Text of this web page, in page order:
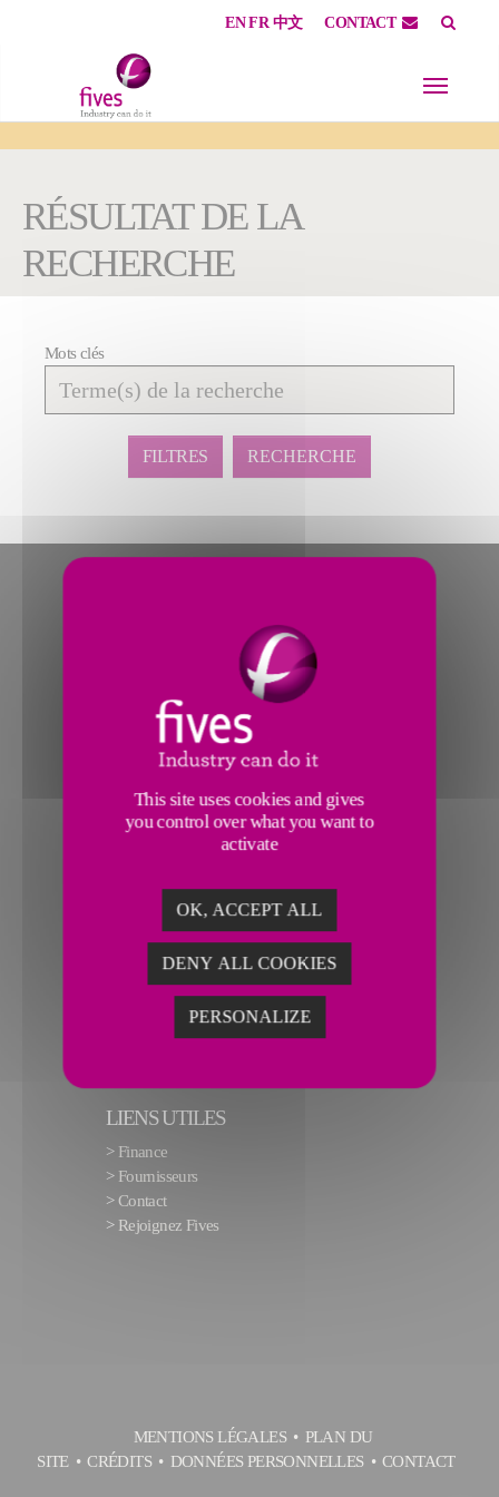
EN FR 中文 CONTACT
RÉSULTAT DE LA
RECHERCHE
Affiner
la
recherche
Mots clés
FILTRES RECHERCHE
LIENS UTILES
> Finance
> Fournisseurs
>Contact
> Rejoignez Fives
MENTIONS LÉGALES
PLAN DU
SITE
CRÉDITS DONNÉES PERSONNELLES CONTACT
This site uses cookies and gives
you control over what you want to
activate
OK, ACCEPT ALL
DENY ALL COOKIES
PERSONALIZE